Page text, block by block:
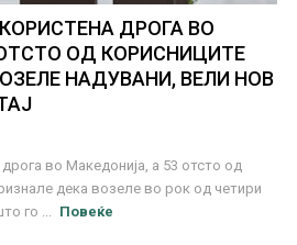
ДРОГА ВО
ОД КОРИСНИЦИТЕ
НАДУВАНИ, ВЕЛИ НОВ
во Македонија, а 53 отсто од
дека возеле во рок од четири
го ...
Повеќе